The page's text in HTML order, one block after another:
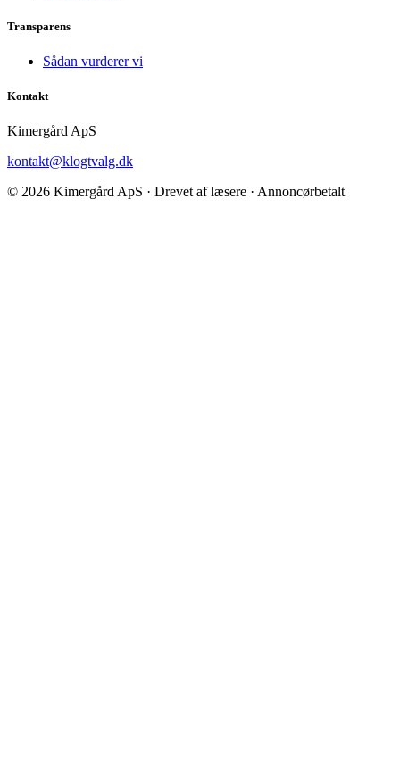
Transparens
Sådan vurderer vi
Kontakt
Kimergård ApS
kontakt@klogtvalg.dk
© 2026 Kimergård ApS · Drevet af læsere · Annoncørbetalt